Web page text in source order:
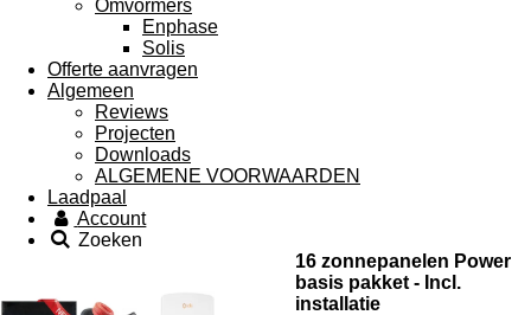
Omvormers
Enphase
Solis
Offerte aanvragen
Algemeen
Reviews
Projecten
Downloads
ALGEMENE VOORWAARDEN
Laadpaal
Account
Zoeken
16 zonnepanelen Power
basis pakket - Incl.
installatie